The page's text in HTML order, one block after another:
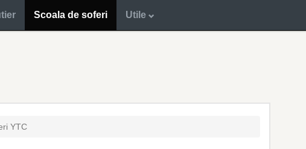
Scoala de soferi Utile
YTC